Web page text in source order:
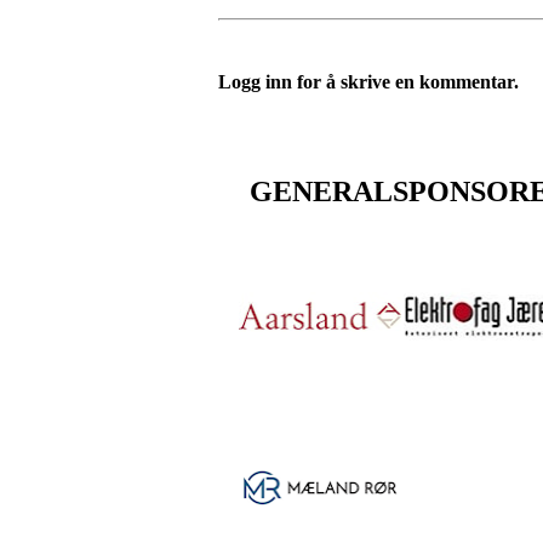
Logg inn for å skrive en kommentar.